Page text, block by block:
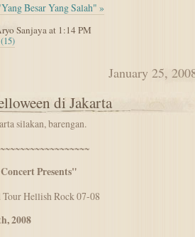
Besar Yang Salah" »
Sanjaya at 1:14 PM
January 25,
di Jakarta
silakan, barengan.
Presents"
Hellish Rock 07-08
2008